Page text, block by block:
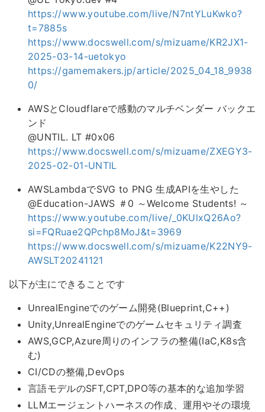
https://www.youtube.com/live/N7ntYLuKwko?
t=7885s
https://www.docswell.com/s/mizuame/KR2JX1-
2025-03-14-uetokyo
https://gamemakers.jp/article/2025_04_18_9938
0/
AWSとCloudflareで感動のマルチベンダー バックエ
ンド
@UNTIL. LT #0x06
https://www.docswell.com/s/mizuame/ZXEGY3-
2025-02-01-UNTIL
AWSLambdaでSVG to PNG 生成APIを生やした
@Education-JAWS ＃0 ～Welcome Students! ～
https://www.youtube.com/live/_0KUlxQ26Ao?
si=FQRuae2QPchp8MoJ&t=3969
https://www.docswell.com/s/mizuame/K22NY9-
AWSLT20241121
以下が主にできることです
UnrealEngineでのゲーム開発(Blueprint,C++)
Unity,UnrealEngineでのゲームセキュリティ調査
AWS,GCP,Azure周りのインフラの整備(IaC,K8s含
む)
CI/CDの整備,DevOps
言語モデルのSFT,CPT,DPO等の基本的な追加学習
LLMエージェントハーネスの作成、運用やその環境